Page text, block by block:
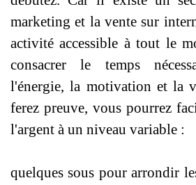
marketing et la vente sur
activité accessible à tout le
consacrer le temps
l'énergie, la motivation et la
ferez preuve, vous pourrez
l'argent à un niveau variable :
quelques sous pour arrondir